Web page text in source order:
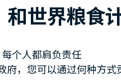
和世界粮食
个人都肩负责任
府，您可以通过何种方式